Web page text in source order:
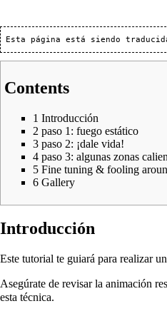
Contents
1 Introducción
2 paso 1: fuego estático
3 paso 2: ¡dale vida!
4 paso 3: algunas zonas
5 Fine tuning & fooling
6 Gallery
Introducción
Este tutorial te guiará para realizar
Asegúrate de revisar la animación
esta técnica.